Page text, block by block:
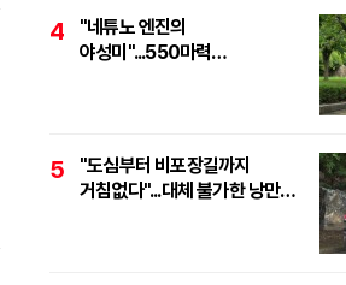
4
"네튜노 엔진의
야성미"...550마력
5
"도심부터 비포장길까지
거침없다"...대체 불가한 낭만